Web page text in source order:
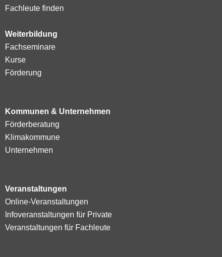
Fachleute finden
Weiterbildung
Fachseminare
Kurse
Förderung
Kommunen & Unternehmen
Förderberatung
Klimakommune
Unternehmen
Veranstaltungen
Online-Veranstaltungen
Infoveranstaltungen für Private
Veranstaltungen für Fachleute